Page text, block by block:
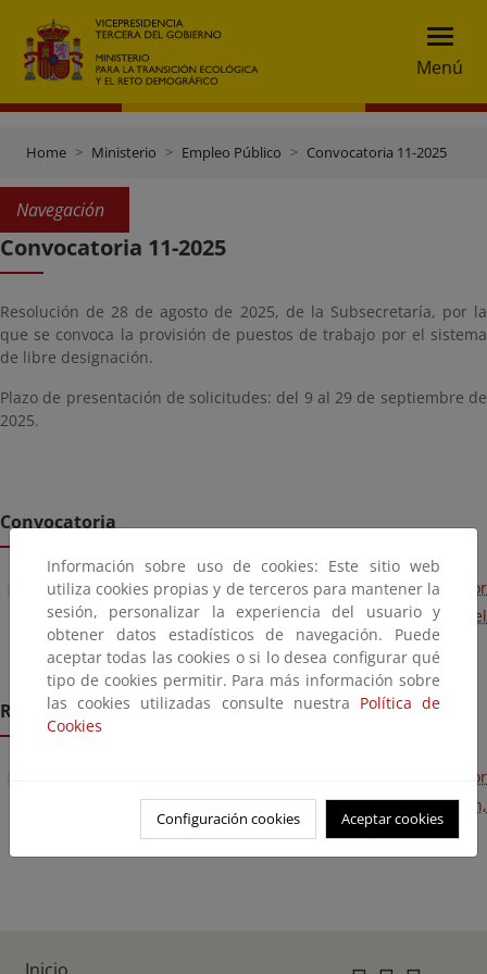
Menú
Home Ministerio Empleo Público Convocatoria 11-2025
Navegación
Convocatoria 11-2025
Resolución de 28 de agosto de 2025, de la Subsecretaría, por la
que se convoca la provisión de puestos de trabajo por el sistema
de libre designación.
Plazo de presentación de solicitudes: del 9 al 29 de septiembre de
2025.
Convocatoria
Resolución de 28 de agosto de 2025, de la Subsecretaría, por
la que se convoca la provisión de puestos de trabajo por el
sistema de libre designación
Resolución
Resolución de 19 de octubre de 2025, de la Subsecretaría, por
la que se resuelve la convocatoria de libre designación,
efectuada por Resolución de 28 de agosto de 2025.
Información sobre uso de cookies: Este sitio web
utiliza cookies propias y de terceros para mantener la
sesión, personalizar la experiencia del usuario y
obtener datos estadísticos de navegación. Puede
aceptar todas las cookies o si lo desea configurar qué
tipo de cookies permitir. Para más información sobre
las cookies utilizadas consulte nuestra Política de
Cookies
Configuración cookies Aceptar cookies